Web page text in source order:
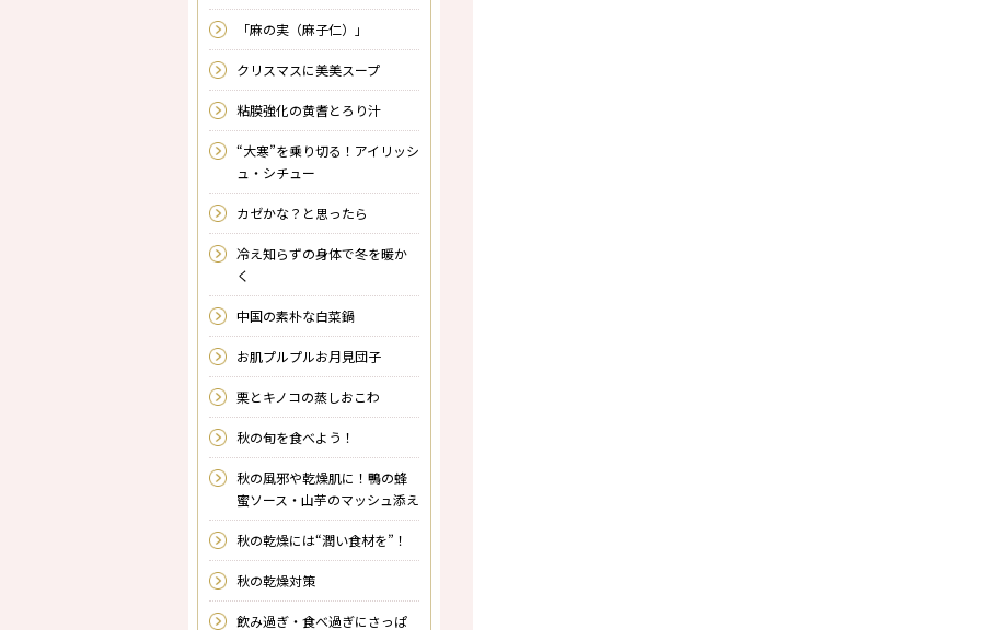
「麻の実（麻子仁）」
クリスマスに美美スープ
粘膜強化の黄耆とろり汁
“大寒”を乗り切る！アイリッシ
ュ・シチュー
カゼかな？と思ったら
冷え知らずの身体で冬を暖か
く
中国の素朴な白菜鍋
お肌プルプルお月見団子
栗とキノコの蒸しおこわ
秋の旬を食べよう！
秋の風邪や乾燥肌に！鴨の蜂
蜜ソース・山芋のマッシュ添え
秋の乾燥には“潤い食材を”！
秋の乾燥対策
飲み過ぎ・食べ過ぎにさっぱ